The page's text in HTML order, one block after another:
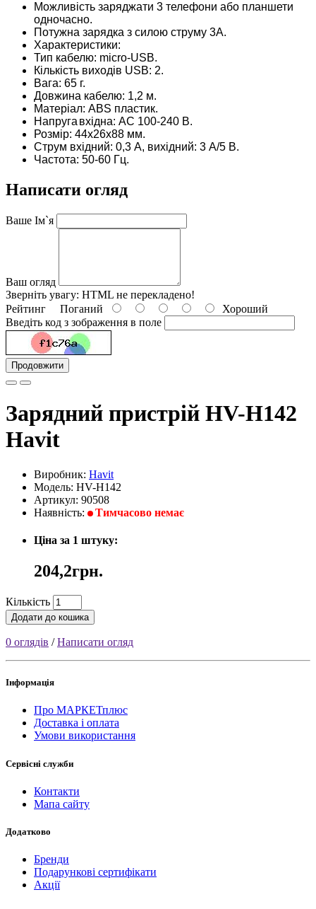
Можливість заряджати 3 телефони або планшети
одночасно.
Потужна зарядка з силою струму 3А.
Характеристики:
Тип кабелю: micro-USB.
Кількість виходів USB: 2.
Вага: 65 г.
Довжина кабелю: 1,2 м.
Матеріал: ABS пластик.
Напруга вхідна: АС 100-240 В.
Розмір: 44х26х88 мм.
Струм вхідний: 0,3 А, вихідний: 3 А/5 В.
Частота: 50-60 Гц.
Написати огляд
Ваше Ім`я
Ваш огляд
Зверніть увагу: HTML не перекладено!
Рейтинг Поганий
Хороший
Введіть код з зображення в поле
Продовжити
Зарядний пристрій HV-H142
Havit
Виробник: Havit
Модель: HV-H142
Артикул: 90508
Наявність:
Тимчасово немає
Ціна за 1 штуку:
204,2грн.
Кількість
Додати до кошика
0 оглядів /Написати огляд
Інформація
Про МАРКЕТплюс
Доставка і оплата
Умови використання
Сервісні служби
Контакти
Мапа сайту
Додатково
Бренди
Подарункові сертифікати
Акції